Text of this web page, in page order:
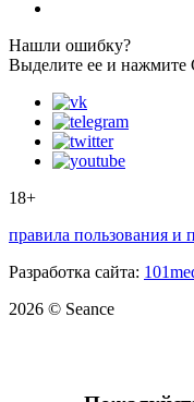
Нашли ошибку?
Выделите ее и нажмите
18+
правила пользования и
Разработка сайта:
2026 © Seance